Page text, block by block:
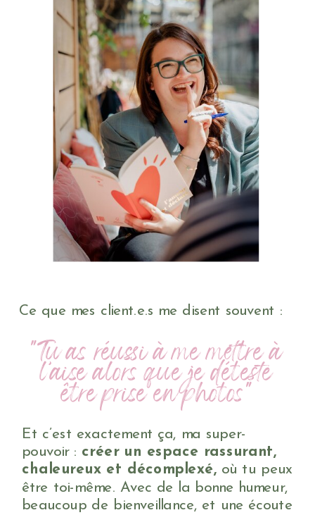
Ce que mes client.e.s me disent souvent :
"Tu as réussi à me mettre à
l’aise alors que je déteste
être prise en photos"
Et c’est exactement ça, ma super-
pouvoir : créer un espace rassurant,
chaleureux et décomplexé, où tu peux
être toi-même. Avec de la bonne humeur,
beaucoup de bienveillance, et une écoute